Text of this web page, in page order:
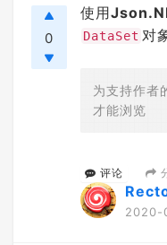
0
使用
DataSet 对
为支持作者
才能浏览
评论
2020-